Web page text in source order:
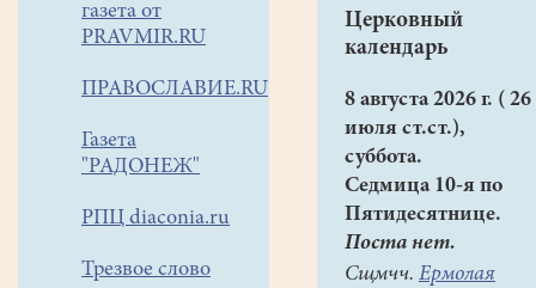
газета от
PRAVMIR.RU
ПРАВОСЛАВИЕ.RU
Газета
"РАДОНЕЖ"
РПЦ diaconia.ru
Трезвое слово
Церковный
календарь
8 августа 2026 г. ( 26
июля ст.ст.),
суббота.
Седмица 10-я по
Пятидесятнице.
Поста нет.
Сщмчч. Ермолая